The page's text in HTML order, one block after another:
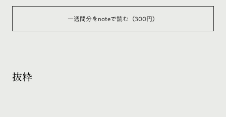
一週間分をnoteで読む（300円）
抜粋